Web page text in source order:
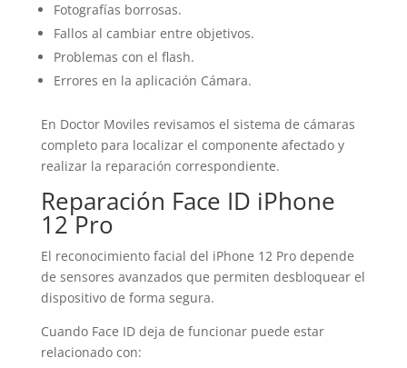
Fotografías borrosas.
Fallos al cambiar entre objetivos.
Problemas con el flash.
Errores en la aplicación Cámara.
En Doctor Moviles revisamos el sistema de cámaras
completo para localizar el componente afectado y
realizar la reparación correspondiente.
Reparación Face ID iPhone
12 Pro
El reconocimiento facial del iPhone 12 Pro depende
de sensores avanzados que permiten desbloquear el
dispositivo de forma segura.
Cuando Face ID deja de funcionar puede estar
relacionado con: